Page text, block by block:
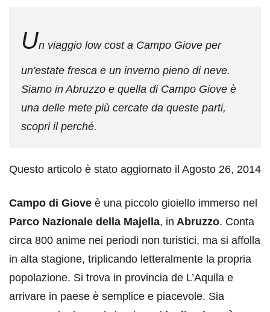
Un viaggio low cost a Campo Giove per
un'estate fresca e un inverno pieno di neve.
Siamo in Abruzzo e quella di Campo Giove è
una delle mete più cercate da queste parti,
scopri il perché.
Questo articolo è stato aggiornato il Agosto 26, 2014
Campo di Giove è una piccolo gioiello immerso nel
Parco Nazionale della Majella, in Abruzzo. Conta
circa 800 anime nei periodi non turistici, ma si affolla
in alta stagione, triplicando letteralmente la propria
popolazione. Si trova in provincia de L’Aquila e
arrivare in paese è semplice e piacevole. Sia